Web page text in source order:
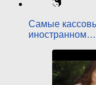
Самые
иностранном…